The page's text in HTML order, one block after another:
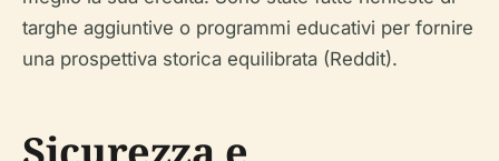
targhe aggiuntive o programmi educativi per fornire
una prospettiva storica equilibrata (Reddit).